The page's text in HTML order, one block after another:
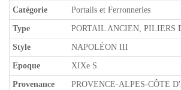
Catégorie Portails et Ferronneries
Type PORTAIL ANCIEN, PILIERS
Style NAPOLÉON III
Epoque XIXe S.
Provenance PROVENCE-ALPES-CÔTE